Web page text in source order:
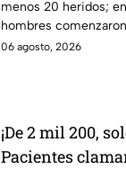
pipa en
menos 20 heridos;
hombres
lloraba en el lugar.
06 agosto, 2026
¡De 2 mil 200,
Pacientes